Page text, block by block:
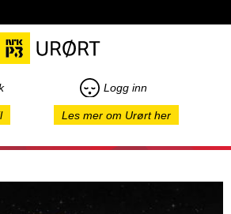
Logg inn
Les mer om Urørt her